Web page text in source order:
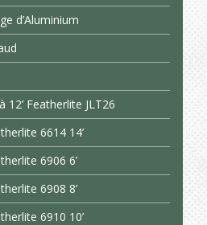
d’Aluminium
12’ Featherlite JLT26
6614 14’
6906 6’
6908 8’
6910 10’